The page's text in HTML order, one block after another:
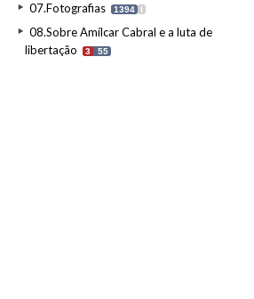
07.Fotografias 1394 I
08.Sobre Amílcar Cabral e a luta de
libertação
3 55